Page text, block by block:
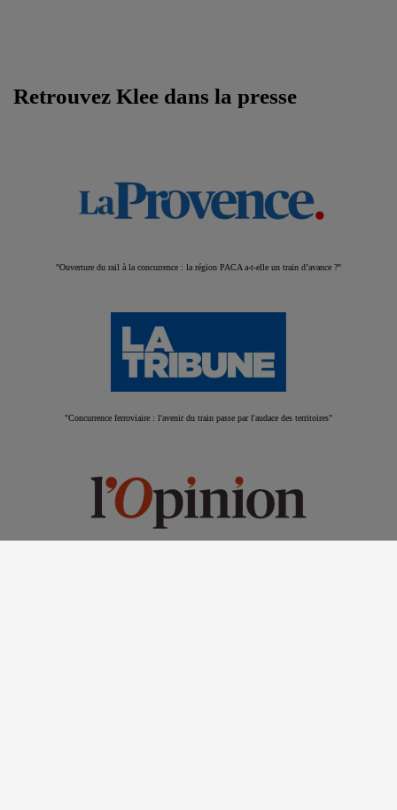
Retrouvez Klee dans la presse
"Ouverture du rail à la concurrence : la région PACA a-t-elle un train d’avance ?"
"Concurrence ferroviaire : l'avenir du train passe par l'audace des territoires"